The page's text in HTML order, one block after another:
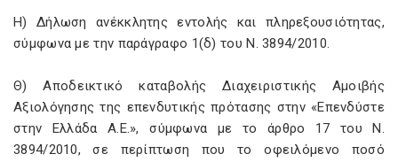
Η) Δήλωση ανέκκλητης εντολής και πληρεξουσιότητας,
σύμφωνα με την παράγραφο 1(δ) του Ν.3894/2010.
Θ) Αποδεικτικό καταβολής Διαχειριστικής Αμοιβής
Αξιολόγησης της επενδυτικής πρότασης στην «Επενδύστε
στην Ελλάδα Α.Ε.», σύμφωνα με το άρθρο 17 του Ν.
3894/2010, σε περίπτωση που το οφειλόμενο ποσό